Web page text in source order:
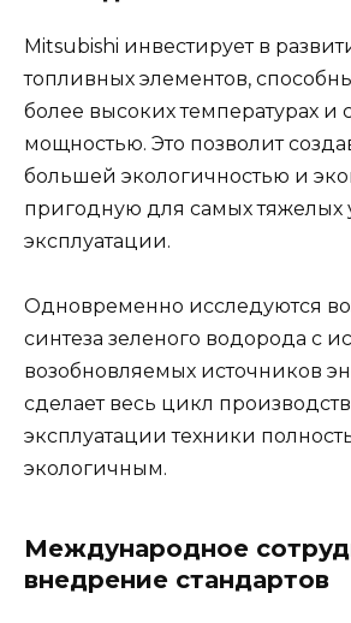
Mitsubishi инвестирует в
топливных элементов,
более высоких температурах и
мощностью. Это позволит
большей экологичностью и
пригодную для самых тяжелых
эксплуатации.
Одновременно исследуются
синтеза зеленого водорода с
возобновляемых источников
сделает весь цикл
эксплуатации техники
экологичным.
Международное
внедрение стандартов